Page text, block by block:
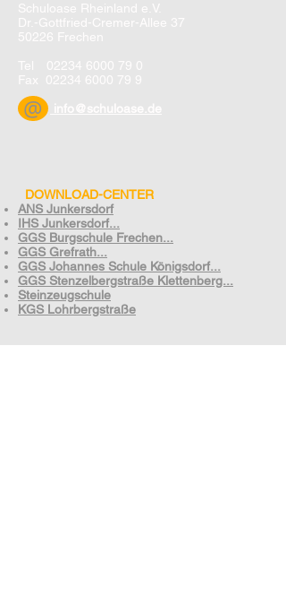
Schuloase Rheinland e.V.
Dr.-Gottfried-Cremer-Allee 37
50226 Frechen
Tel
02234 6000 79 0
Fax 02234 6000 79 9
info@schuloase.de
@
DOWNLOAD-CENTER
ANS Junkersdorf
IHS Junkersdorf...
GGS Burgschule Frechen...
GGS Grefrath...
GGS Johannes Schule Königsdorf...
GGS Stenzelbergstraße Klettenberg...
Steinzeugschule
KGS Lohrbergstraße